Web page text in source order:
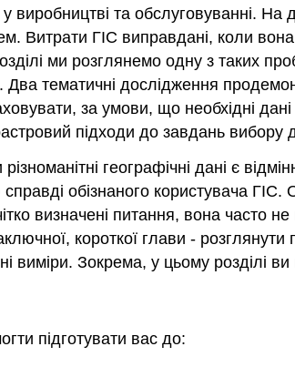
у виробництві та обслуговуванні.
Витрати ГІС виправдані, коли
ми розглянемо одну з таких
Два тематичні дослідження
за умови, що необхідні
підходи до завдань вибору
географічні дані є
обізнаного користувача
визначені питання, вона
короткої глави -
виміри. Зокрема, у цьому розділі
підготувати вас до: